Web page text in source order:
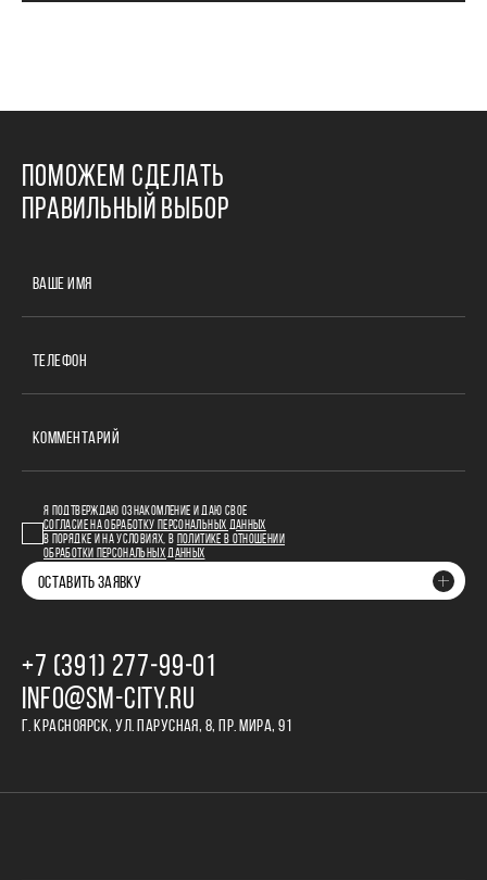
ПОМОЖЕМ СДЕЛАТЬ
ПРАВИЛЬНЫЙ ВЫБОР
ВАШЕ ИМЯ
ТЕЛЕФОН
КОММЕНТАРИЙ
Я ПОДТВЕРЖДАЮ ОЗНАКОМЛЕНИЕ И ДАЮ СВОЕ
СОГЛАСИЕ НА ОБРАБОТКУ ПЕРСОНАЛЬНЫХ ДАННЫХ
В ПОРЯДКЕ И НА УСЛОВИЯХ, В
ПОЛИТИКЕ В ОТНОШЕНИИ
ОБРАБОТКИ ПЕРСОНАЛЬНЫХ ДАННЫХ
ОСТАВИТЬ ЗАЯВКУ
+7 (391) 277‒99‒01
INFO@SM-CITY.RU
Г. КРАСНОЯРСК, УЛ. ПАРУСНАЯ, 8, ПР. МИРА, 91